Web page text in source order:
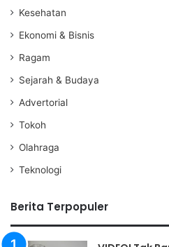
Kesehatan
Ekonomi & Bisnis
Ragam
Sejarah & Budaya
Advertorial
Tokoh
Olahraga
Teknologi
Berita Terpopuler